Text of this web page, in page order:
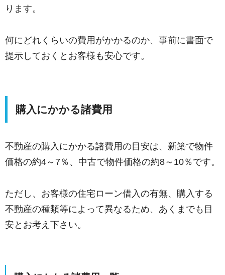
ります。
何にどれくらいの費用がかかるのか、事前に書面で
提示しておくとお客様も安心です。
購入にかかる諸費用
不動産の購入にかかる諸費用の目安は、新築で物件
価格の約4～7％、中古で物件価格の約8～10％です。
ただし、お客様の住宅ローン借入の有無、購入する
不動産の種類等によって異なるため、あくまでも目
安とお考え下さい。